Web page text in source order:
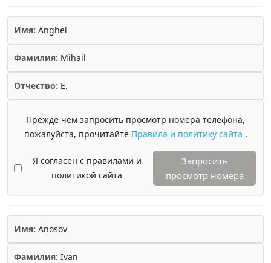
Имя: Anghel
Фамилия: Mihail
Отчество: E.
Прежде чем запросить просмотр номера телефона,
пожалуйста, прочитайте Правила и политику сайта .
Я согласен с правилами и
политикой сайта
Запросить
просмотр номера
Имя: Anosov
Фамилия: Ivan